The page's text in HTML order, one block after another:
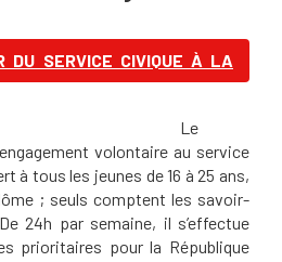
DU SERVICE CIVIQUE À LA
Le
volontaire au service
à tous les jeunes de 16 à 25 ans,
; seuls comptent les savoir-
24h par semaine, il s’effectue
prioritaires pour la République